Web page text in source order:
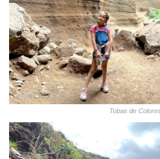
Tobas de Colores